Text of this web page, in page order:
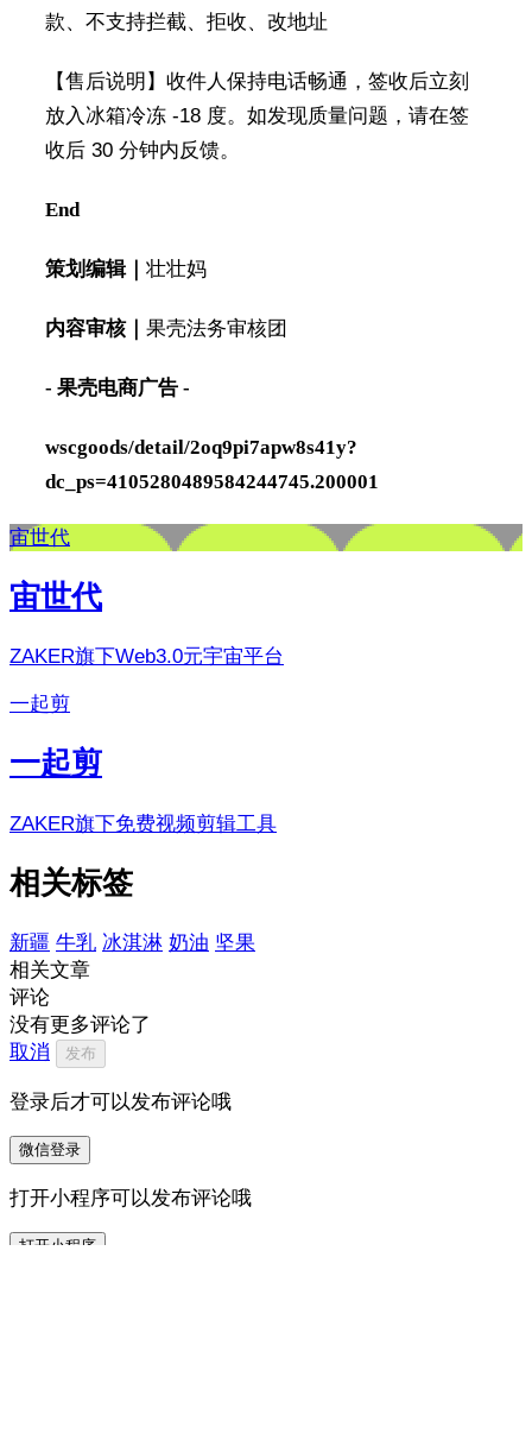
款、不支持拦截、拒收、改地址
【售后说明】收件人保持电话畅通，签收后立刻
放入冰箱冷冻 -18 度。如发现质量问题，请在签
收后 30 分钟内反馈。
End
策划编辑｜ 壮壮妈
内容审核｜ 果壳法务审核团
- 果壳电商广告 -
wscgoods/detail/2oq9pi7apw8s41y?
dc_ps=4105280489584244745.200001
宙世代
宙世代
ZAKER旗下Web3.0元宇宙平台
一起剪
一起剪
ZAKER旗下免费视频剪辑工具
相关标签
新疆 牛乳 冰淇淋 奶油 坚果
相关文章
评论
没有更多评论了
取消
发布
登录后才可以发布评论哦
微信登录
打开小程序可以发布评论哦
打开小程序